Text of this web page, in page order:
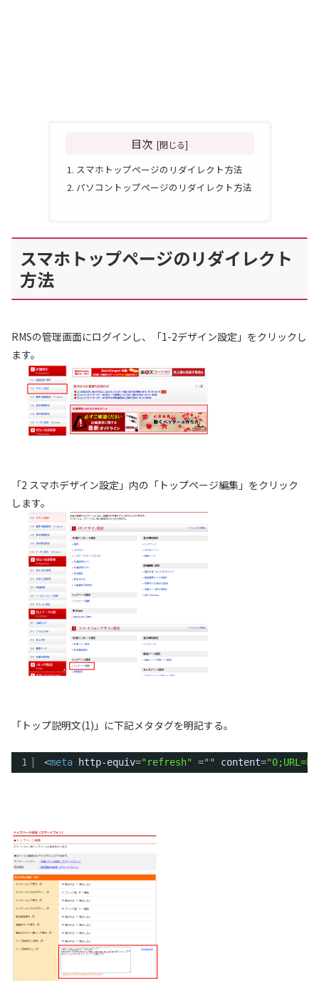
目次
スマホトップページのリダイレクト方法
パソコントップページのリダイレクト方法
スマホトップページのリダイレクト
方法
RMSの管理画面にログインし、「1-2デザイン設定」をクリックし
ます。
「2 スマホデザイン設定」内の「トップページ編集」をクリック
します。
「トップ説明文(1)」に下記メタタグを明記する。
1 <meta http-equiv="refresh" ="" content=